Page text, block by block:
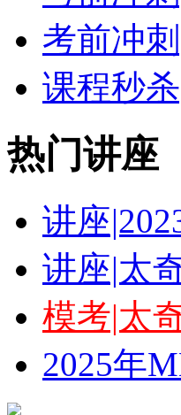
考前冲
课程秒
热门讲座
讲座
讲座|太
模考|太
2025年